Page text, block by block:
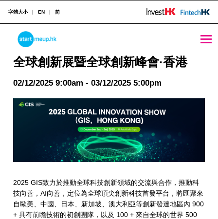
全球創新展暨全球創新峰會·香港 - StartmeupHK
STARTMEUPHK
STARTMEUPHK FESTIVAL IS THE LEADING STARTUP AND INNOVATION CONFERENCE EVENT IN HONG KONG
字體大小 EN 简
全球創新展暨全球創新峰會·香港
02/12/2025 9:00am - 03/12/2025 5:00pm
2025 GIS致力於推動全球科技創新領域的交流與合作，推動科
技向善，AI向善，定位為全球頂尖創新科技首發平台，將匯聚來
自歐美、中國、日本、新加坡、澳大利亞等創新發達地區內 900
+ 具有前瞻技術的初創團隊，以及 100 + 來自全球的世界 500